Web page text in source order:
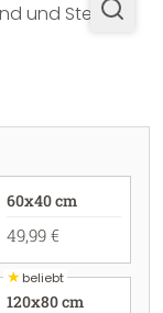
und Sternen.
60x40 cm
49,99 €
★beliebt
120x80 cm